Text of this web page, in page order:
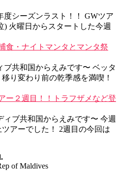
度シーズンラスト！！ GWツア
) 火曜日からスタートした今週
食・ナイトマンタとマンタ祭
ブ共和国からえみです〜 ベッタ
り変わり前の乾季感を満喫！
ー２週目！！トラフザメなど登
ィブ共和国からえみです〜 今週
アーでした！ 2週目の今回は
of Maldives